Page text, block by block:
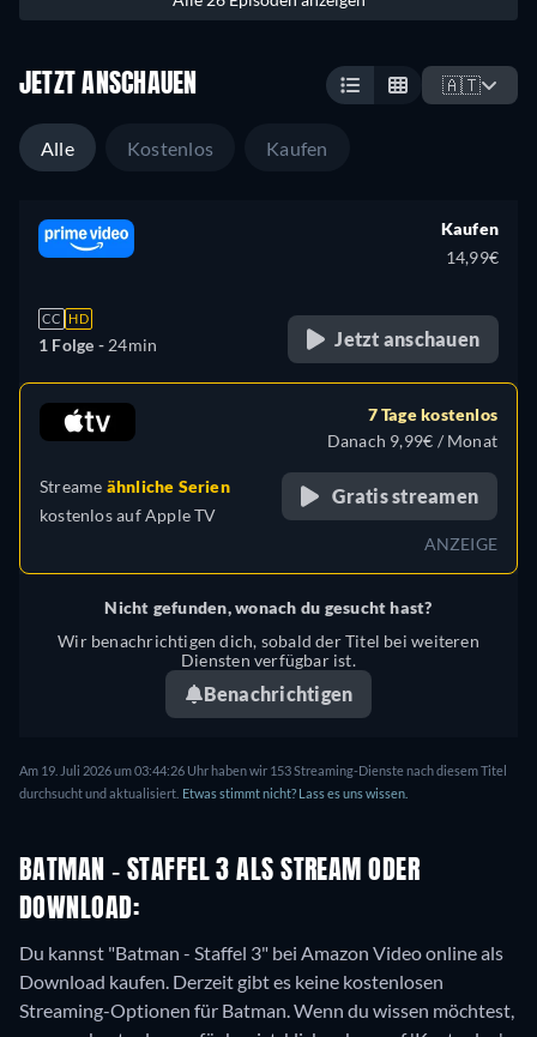
JETZT ANSCHAUEN 🇦🇹
Alle Kostenlos Kaufen
CC HD
1 Folge - 24min
Kaufen
14,99€
Jetzt anschauen
Streame ähnliche Serien
kostenlos aufApple TV
7 Tage kostenlos
Danach 9,99€ / Monat
Gratis streamen
ANZEIGE
Nicht gefunden, wonach du gesucht hast?
Wir benachrichtigen dich, sobald der Titel bei weiteren
Diensten verfügbar ist.
Benachrichtigen
Am 19. Juli 2026 um 03:44:26 Uhr haben wir 153 Streaming-Dienste nach diesem Titel
durchsucht und aktualisiert. Etwas stimmt nicht? Lass es uns wissen.
BATMAN - STAFFEL 3 ALS STREAM ODER
DOWNLOAD:
Du kannst "Batman - Staffel 3" bei Amazon Video online als
Download kaufen. Derzeit gibt es keine kostenlosen
Streaming-Optionen für Batman. Wenn du wissen möchtest,